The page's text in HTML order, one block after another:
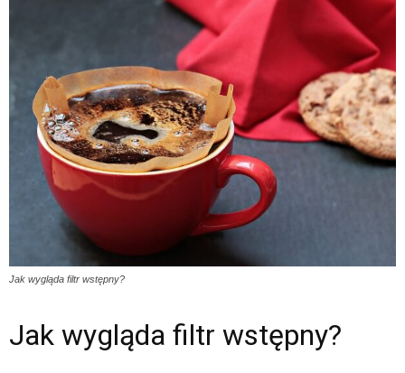
Jak wygląda filtr wstępny?
Jak wygląda filtr wstępny?